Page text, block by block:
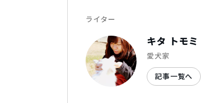
ライター
キタ トモミ
愛犬家
記事一覧へ